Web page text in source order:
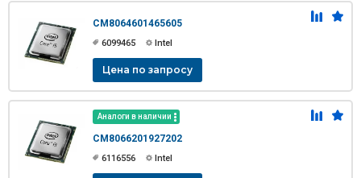
CM8064601465605
6099465 Intel
Цена по запросу
Аналоги в наличии
CM8066201927202
6116556 Intel